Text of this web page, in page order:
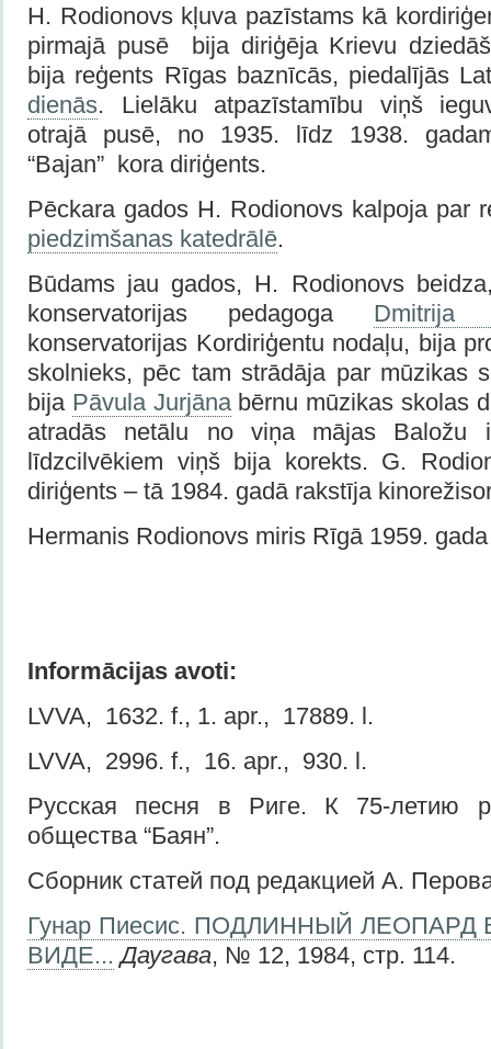
H. Rodionovs kļuva pazīstams kā
pirmajā pusē bija diriģēja Krievu
bija reģents Rīgas baznīcās, piedalījās
dienās. Lielāku atpazīstamību viņš
otrajā pusē, no 1935. līdz 1938.
“Bajan” kora diriģents.
Pēckara gados H. Rodionovs kalpoja par
piedzimšanas katedrālē.
Būdams jau gados, H. Rodionovs
konservatorijas pedagoga Dmitrija
konservatorijas Kordiriģentu nodaļu, bija
skolnieks, pēc tam strādāja par mūzikas
bija Pāvula Jurjānabērnu mūzikas skolas
atradās netālu no viņa mājas Baložu
līdzcilvēkiem viņš bija korekts. G.
diriģents – tā 1984. gadā rakstīja
Hermanis Rodionovs miris Rīgā 1959.
Informācijas avoti:
LVVA, 1632. f., 1. apr., 17889. l.
LVVA, 2996. f., 16. apr., 930. l.
Русская песня в Риге. К 75-летию
общества “Баян”.
Сборник статей под редакцией А.
Гунар Пиесис. ПОДЛИННЫЙ
ВИДЕ... Даугава, № 12, 1984, стр.